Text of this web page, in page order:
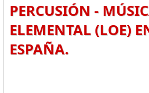
PERCUSIÓN -
ELEMENTAL (LOE)
ESPAÑA.